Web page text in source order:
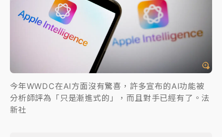
今年WWDC在AI方面沒有驚喜，許多宣布的AI功能被
分析師評為「只是漸進式的」，而且對手已經有了。法
新社